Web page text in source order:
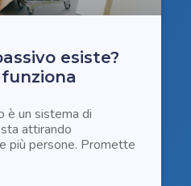
esiste?
funziona
è un sistema di
attirando
più persone. Promette